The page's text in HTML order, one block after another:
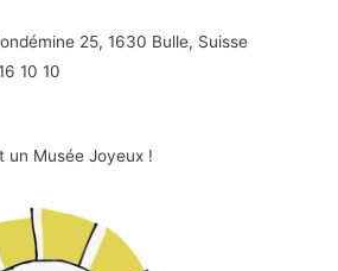
25, 1630 Bulle, Suisse
10 10
un Musée Joyeux !